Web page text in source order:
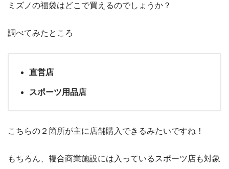
ミズノの福袋はどこで買えるのでしょうか？
調べてみたところ
直営店
スポーツ用品店
こちらの２箇所が主に店舗購入できるみたいですね！
もちろん、複合商業施設には入っているスポーツ店も対象